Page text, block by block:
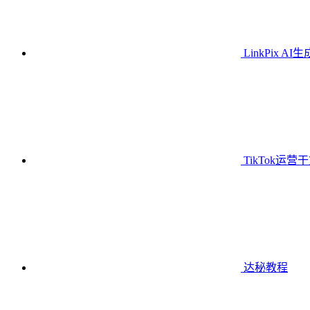
LinkPix AI生
TikTok运营
达秘教程